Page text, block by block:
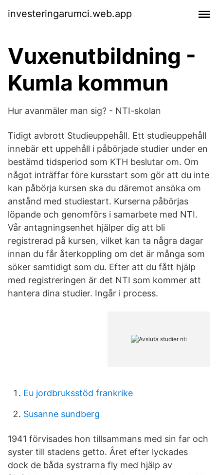
investeringarumci.web.app
Vuxenutbildning -
Kumla kommun
Hur avanmäler man sig? - NTI-skolan
Tidigt avbrott Studieuppehåll. Ett studieuppehåll
innebär ett uppehåll i påbörjade studier under en
bestämd tidsperiod som KTH beslutar om. Om
något inträffar före kursstart som gör att du inte
kan påbörja kursen ska du däremot ansöka om
anstånd med studiestart. Kurserna påbörjas
löpande och genomförs i samarbete med NTI.
Vår antagningsenhet hjälper dig att bli
registrerad på kursen, vilket kan ta några dagar
innan du får återkoppling om det är många som
söker samtidigt som du. Efter att du fått hjälp
med registreringen är det NTI som kommer att
hantera dina studier. Ingår i process.
Eu jordbruksstöd frankrike
Susanne sundberg
1941 förvisades hon tillsammans med sin far och
syster till stadens getto. Året efter lyckades
dock de båda systrarna fly med hjälp av